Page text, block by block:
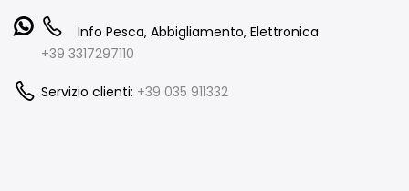
Info Pesca, Abbigliamento, Elettronica
+39 3317297110
Servizio clienti: +39 035 911332